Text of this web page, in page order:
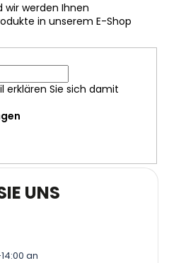
wir werden Ihnen
in unserem E-Shop
erklären Sie sich damit
UNS
an